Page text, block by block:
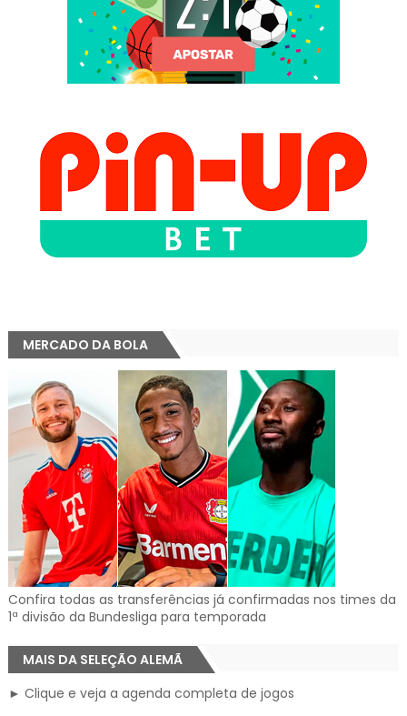
MERCADO DA BOLA
Confira todas as transferências já confirmadas nos times da
1ª divisão da Bundesliga para temporada
MAIS DA SELEÇÃO ALEMÃ
► Clique e veja a agenda completa de jogos